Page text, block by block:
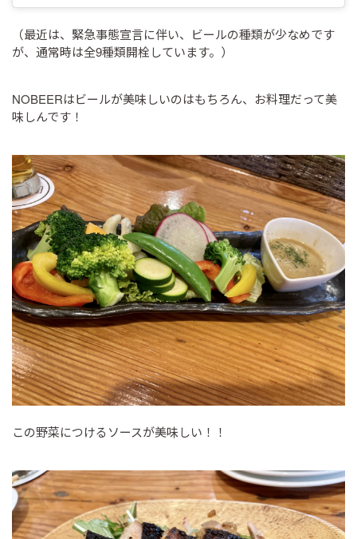
（最近は、緊急事態宣言に伴い、ビールの種類が少なめです
が、通常時は全9種類開栓しています。）
NOBEERはビールが美味しいのはもちろん、お料理だって美
味しんです！
この野菜につけるソースが美味しい！！